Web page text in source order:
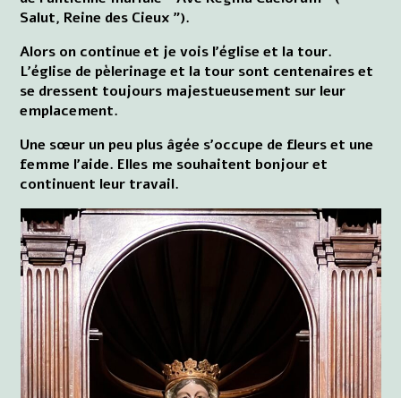
Salut, Reine des Cieux ”).
Alors on continue et je vois l'église et la tour.
L'église de pèlerinage et la tour sont centenaires et
se dressent toujours majestueusement sur leur
emplacement.
Une sœur un peu plus âgée s'occupe de fleurs et une
femme l'aide. Elles me souhaitent bonjour et
continuent leur travail.